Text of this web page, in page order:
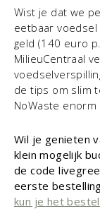
Wist je dat we
eetbaar voedsel
geld (140 euro
MilieuCentraal
de tips om slim
NoWaste
Wil je genieten
klein mogelijk
de code
eerste
kun je het